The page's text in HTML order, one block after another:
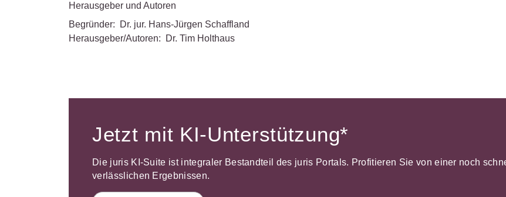
Herausgeber und Autoren
Begründer:
Dr. jur. Hans-Jürgen Schaffland
Herausgeber/Autoren:
Dr. Tim Holthaus
Jetzt mit KI-Unterstützung*
Die juris KI-Suite ist integraler Bestandteil des juris Portals. Profitieren Sie von einer noch
verlässlichen Ergebnissen.